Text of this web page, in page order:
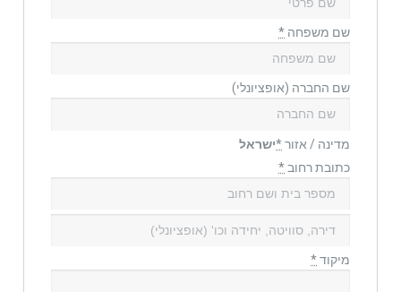
שם משפחה *
שם החברה (אופציונלי)
מדינה / אזור*ישראל
כתובת רחוב *
מיקוד*